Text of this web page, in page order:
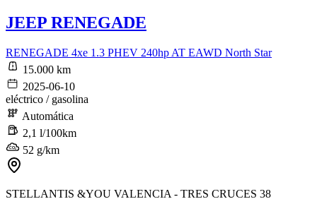
JEEP RENEGADE
RENEGADE 4xe 1.3 PHEV 240hp AT EAWD North Star
15.000 km
2025-06-10
eléctrico / gasolina
Automática
2,1 l/100km
52 g/km
STELLANTIS &YOU VALENCIA - TRES CRUCES 38